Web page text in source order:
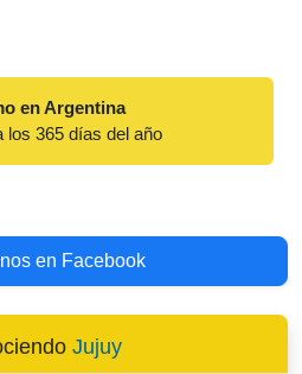
en Argentina
los 365 días del año
en Facebook
Jujuy